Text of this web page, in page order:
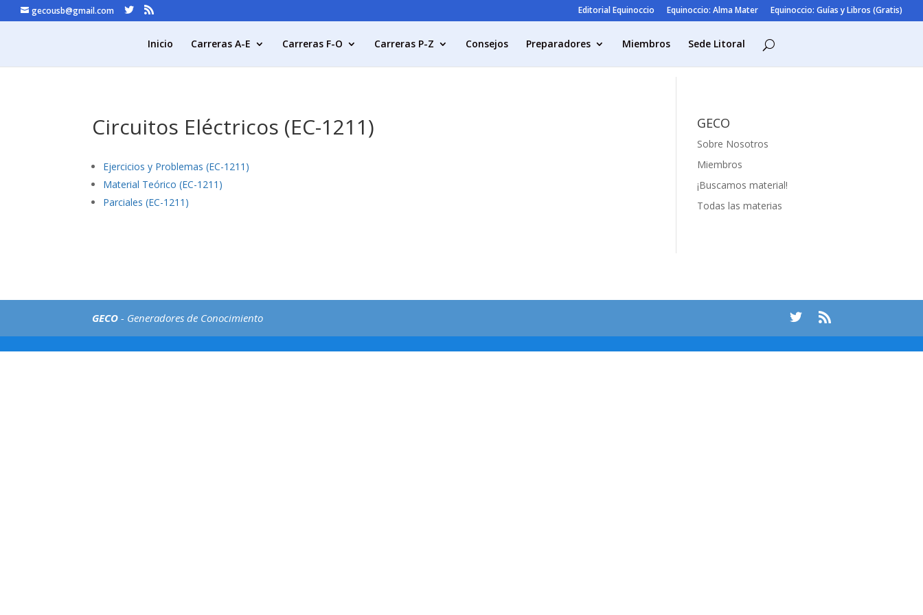
gecousb@gmail.com Editorial Equinoccio Equinoccio: Alma Mater Equinoccio: Guías y Libros (Gratis)
Inicio Carreras A-E Carreras F-O Carreras P-Z Consejos Preparadores Miembros Sede Litoral
Circuitos Eléctricos (EC-1211)
Ejercicios y Problemas (EC-1211)
Material Teórico (EC-1211)
Parciales (EC-1211)
GECO
Sobre Nosotros
Miembros
¡Buscamos material!
Todas las materias
GECO - Generadores de Conocimiento